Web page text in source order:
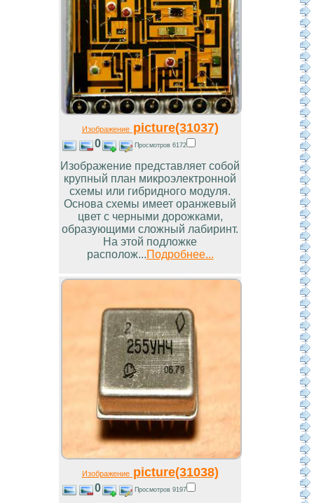
Изображениеpicture(31037)
0 Просмотров 6172
Изображение представляет собой
крупный план микроэлектронной
схемы или гибридного модуля.
Основа схемы имеет оранжевый
цвет с черными дорожками,
образующими сложный лабиринт.
На этой подложке
располож...Подробнее...
Изображениеpicture(31038)
0 Просмотров 9197